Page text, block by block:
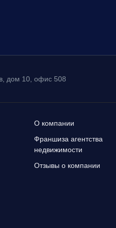
дом 10, офис 508
О компании
Франшиза агентства
недвижимости
Отзывы о компании